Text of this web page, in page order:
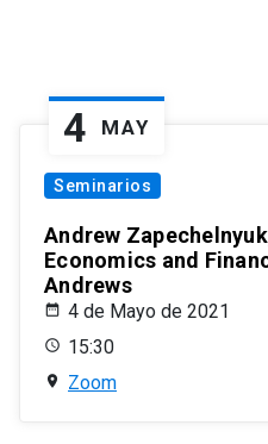
4 MAY
Seminarios
Andrew
Economics and
Andrews
4 de Mayo de 2021
15:30
Zoom